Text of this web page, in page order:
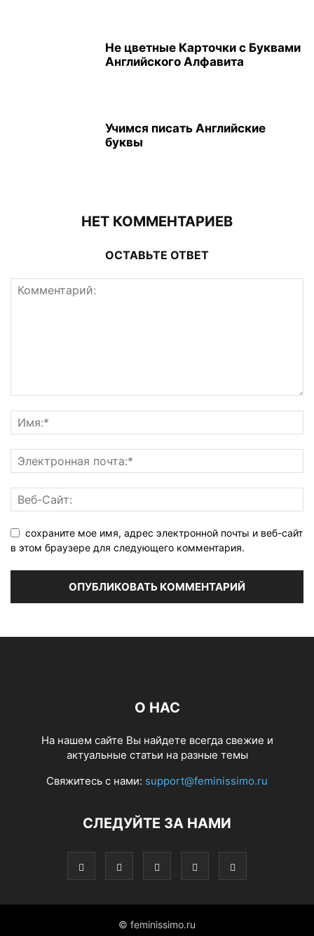
Не цветные Карточки с Буквами
Английского Алфавита
Учимся писать Английские
буквы
НЕТ КОММЕНТАРИЕВ
ОСТАВЬТЕ ОТВЕТ
сохраните мое имя, адрес электронной почты и веб-сайт
в этом браузере для следующего комментария.
О НАС
На нашем сайте Вы найдете всегда свежие и
актуальные статьи на разные темы
Свяжитесь с нами: support@feminissimo.ru
СЛЕДУЙТЕ ЗА НАМИ
© feminissimo.ru